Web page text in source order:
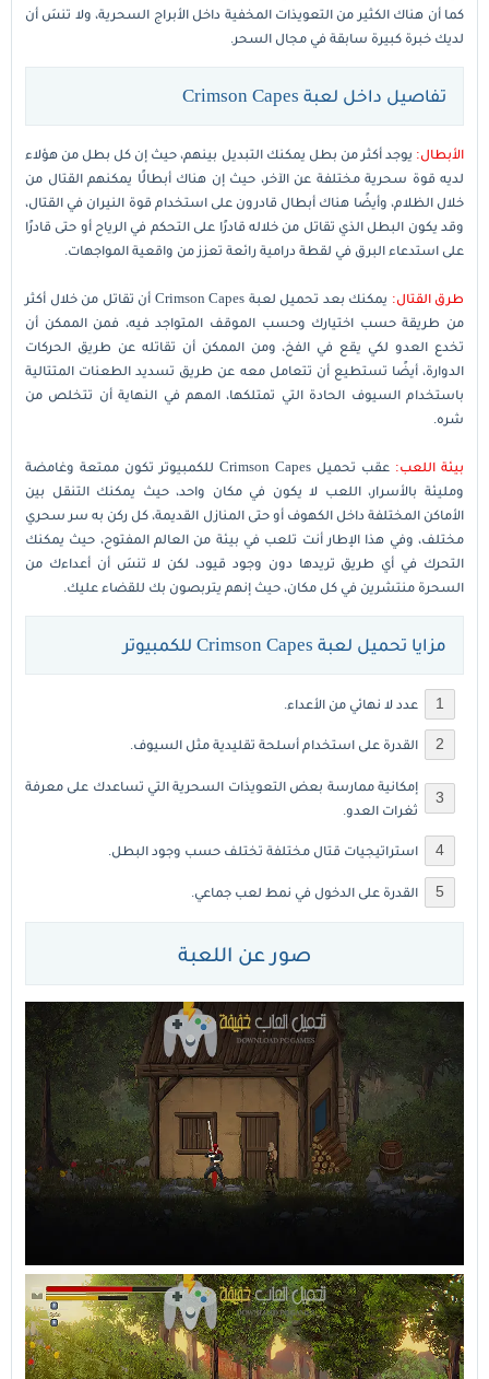
كما أن هناك الكثير من التعويذات المخفية داخل الأبراج السحرية، ولا تنسَ أن
لديك خبرة كبيرة سابقة في مجال السحر.
تفاصيل داخل لعبة Crimson Capes
الأبطال: يوجد أكثر من بطل يمكنك التبديل بينهم، حيث إن كل بطل من هؤلاء
لديه قوة سحرية مختلفة عن الآخر، حيث إن هناك أبطالًا يمكنهم القتال من
خلال الظلام، وأيضًا هناك أبطال قادرون على استخدام قوة النيران في القتال،
وقد يكون البطل الذي تقاتل من خلاله قادرًا على التحكم في الرياح أو حتى قادرًا
على استدعاء البرق في لقطة درامية رائعة تعزز من واقعية المواجهات.
طرق القتال:
يمكنك بعد تحميل لعبة Crimson Capes أن تقاتل من خلال أكثر
من طريقة حسب اختيارك وحسب الموقف المتواجد فيه، فمن الممكن أن
تخدع العدو لكي يقع في الفخ، ومن الممكن أن تقاتله عن طريق الحركات
الدوارة، أيضًا تستطيع أن تتعامل معه عن طريق تسديد الطعنات المتتالية
باستخدام السيوف الحادة التي تمتلكها، المهم في النهاية أن تتخلص من
شره.
بيئة اللعب:
عقب تحميل Crimson Capes للكمبيوتر تكون ممتعة وغامضة
ومليئة بالأسرار، اللعب لا يكون في مكان واحد، حيث يمكنك التنقل بين
الأماكن المختلفة داخل الكهوف أو حتى المنازل القديمة، كل ركن به سر سحري
مختلف، وفي هذا الإطار أنت تلعب في بيئة من العالم المفتوح، حيث يمكنك
التحرك في أي طريق تريدها دون وجود قيود، لكن لا تنسَ أن أعداءك من
السحرة منتشرين في كل مكان، حيث إنهم يتربصون بك للقضاء عليك.
مزايا تحميل لعبة Crimson Capes للكمبيوتر
عدد لا نهائي من الأعداء.
القدرة على استخدام أسلحة تقليدية مثل السيوف.
إمكانية ممارسة بعض التعويذات السحرية التي تساعدك على معرفة
ثغرات العدو.
استراتيجيات قتال مختلفة تختلف حسب وجود البطل.
القدرة على الدخول في نمط لعب جماعي.
صور عن اللعبة